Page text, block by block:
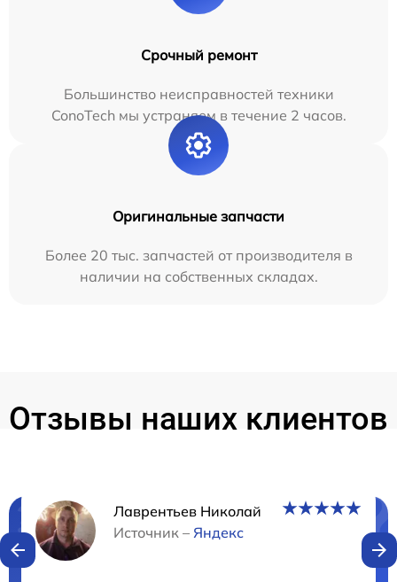
Срочный ремонт
Большинство неисправностей техники
ConoTech мы устраняем в течение 2 часов.
Оригинальные запчасти
Более 20 тыс. запчастей от производителя в
наличии на собственных складах.
Отзывы наших клиентов
Лаврентьев Николай
Источник – Яндекс
Нужна консультация?